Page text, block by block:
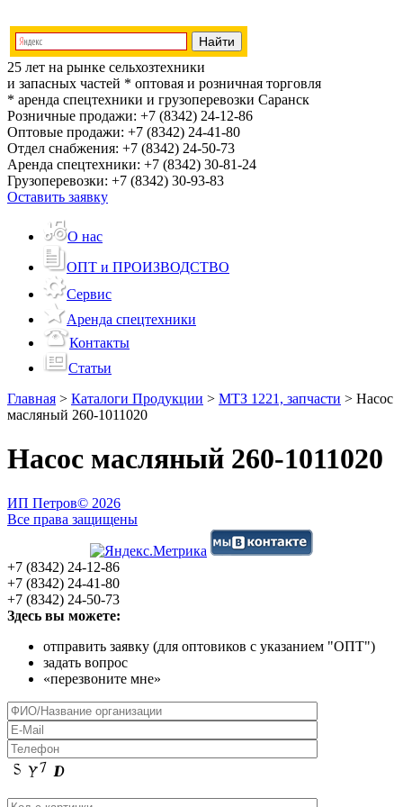
25 лет на рынке сельхозтехники
и запасных частей * оптовая и розничная торговля
* аренда спецтехники и грузоперевозки Саранск
Розничные продажи: +7 (8342) 24-12-86
Оптовые продажи: +7 (8342) 24-41-80
Отдел снабжения: +7 (8342) 24-50-73
Аренда спецтехники: +7 (8342) 30-81-24
Грузоперевозки: +7 (8342) 30-93-83
Оставить заявку
О нас
ОПТ и ПРОИЗВОДСТВО
Сервис
Аренда спецтехники
Контакты
Статьи
Главная > Каталоги Продукции > МТЗ 1221, запчасти > Насос
масляный 260-1011020
Насос масляный 260-1011020
ИП Петров© 2026
Все права защищены
+7 (8342) 24-12-86
+7 (8342) 24-41-80
+7 (8342) 24-50-73
Здесь вы можете:
отправить заявку (для оптовиков с указанием "ОПТ")
задать вопрос
«перезвоните мне»